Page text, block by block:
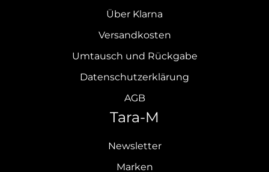
Über Klarna
Versandkosten
Umtausch und Rückgabe
Datenschutzerklärung
AGB
Tara-M
Newsletter
Marken